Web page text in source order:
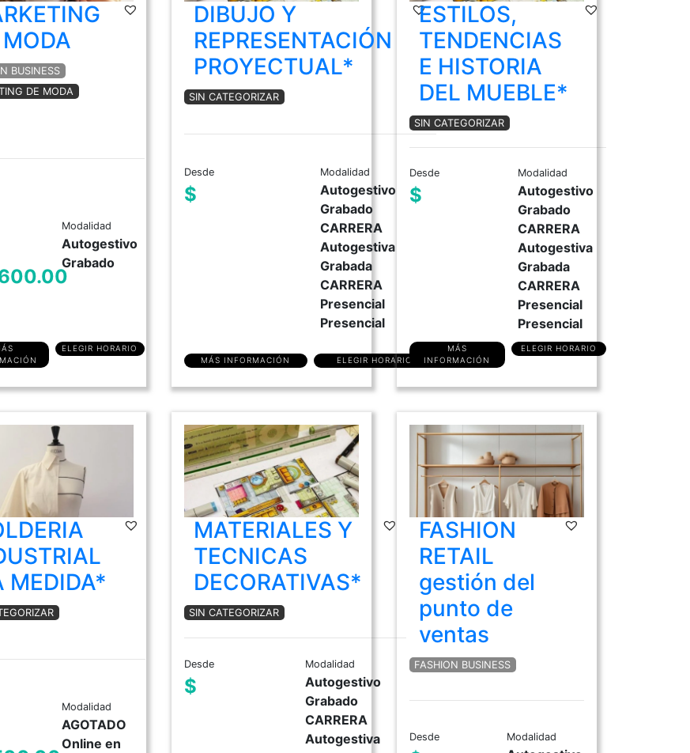
MODA
BUSINESS
DE MODA
Modalidad
Autogestivo
Grabado
ELEGIR HORARIO
DIBUJO Y
REPRESENTACIÓN
PROYECTUAL*
SIN CATEGORIZAR
Desde
$
Modalidad
Autogestivo
Grabado
CARRERA
Autogestiva
Grabada
CARRERA
Presencial
Presencial
MÁS INFORMACIÓN ELEGIR HORARIO
ESTILOS,
TENDENCIAS
E HISTORIA
DEL MUEBLE*
SIN CATEGORIZAR
Desde
$
Modalidad
Autogestivo
Grabado
CARRERA
Autogestiva
Grabada
CARRERA
Presencial
Presencial
MÁS
INFORMACIÓN
ELEGIR HORARIO
MEDIDA*
Modalidad
AGOTADO
Online en
MATERIALES Y
TECNICAS
DECORATIVAS*
SIN CATEGORIZAR
Desde
$
Modalidad
Autogestivo
Grabado
CARRERA
Autogestiva
FASHION
RETAIL
gestión del
punto de
ventas
FASHION BUSINESS
Desde Modalidad